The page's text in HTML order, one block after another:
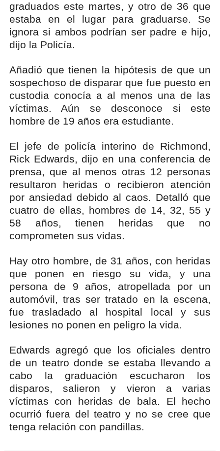
graduados este martes, y otro de 36 que
estaba en el lugar para graduarse. Se
ignora si ambos podrían ser padre e hijo,
dijo la Policía.
Añadió que tienen la hipótesis de que un
sospechoso de disparar que fue puesto en
custodia conocía a al menos una de las
víctimas. Aún se desconoce si este
hombre de 19 años era estudiante.
El jefe de policía interino de Richmond,
Rick Edwards, dijo en una conferencia de
prensa, que al menos otras 12 personas
resultaron heridas o recibieron atención
por ansiedad debido al caos. Detalló que
cuatro de ellas, hombres de 14, 32, 55 y
58 años, tienen heridas que no
comprometen sus vidas.
Hay otro hombre, de 31 años, con heridas
que ponen en riesgo su vida, y una
persona de 9 años, atropellada por un
automóvil, tras ser tratado en la escena,
fue trasladado al hospital local y sus
lesiones no ponen en peligro la vida.
Edwards agregó que los oficiales dentro
de un teatro donde se estaba llevando a
cabo la graduación escucharon los
disparos, salieron y vieron a varias
víctimas con heridas de bala. El hecho
ocurrió fuera del teatro y no se cree que
tenga relación con pandillas.